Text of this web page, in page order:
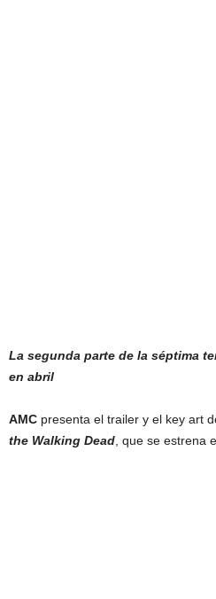
La segunda parte de la séptima
en abril
AMC presenta el trailer y el key art
the Walking Dead , que se estrena